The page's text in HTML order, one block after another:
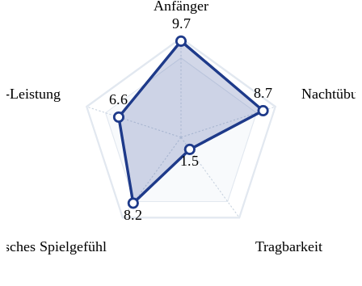
9.7
8.7
1.5
8.2
6.6
Anfänger
Tragbarkeit
Spielgefühl
Leistung